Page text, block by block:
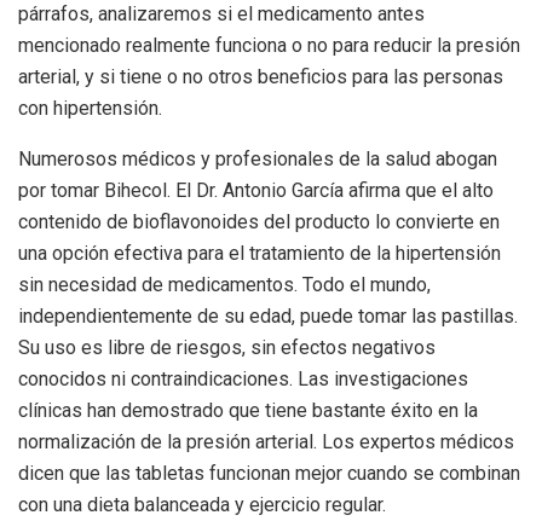
párrafos, analizaremos si el medicamento antes
mencionado realmente funciona o no para reducir la presión
arterial, y si tiene o no otros beneficios para las personas
con hipertensión.
Numerosos médicos y profesionales de la salud abogan
por tomar Bihecol. El Dr. Antonio García afirma que el alto
contenido de bioflavonoides del producto lo convierte en
una opción efectiva para el tratamiento de la hipertensión
sin necesidad de medicamentos. Todo el mundo,
independientemente de su edad, puede tomar las pastillas.
Su uso es libre de riesgos, sin efectos negativos
conocidos ni contraindicaciones. Las investigaciones
clínicas han demostrado que tiene bastante éxito en la
normalización de la presión arterial. Los expertos médicos
dicen que las tabletas funcionan mejor cuando se combinan
con una dieta balanceada y ejercicio regular.